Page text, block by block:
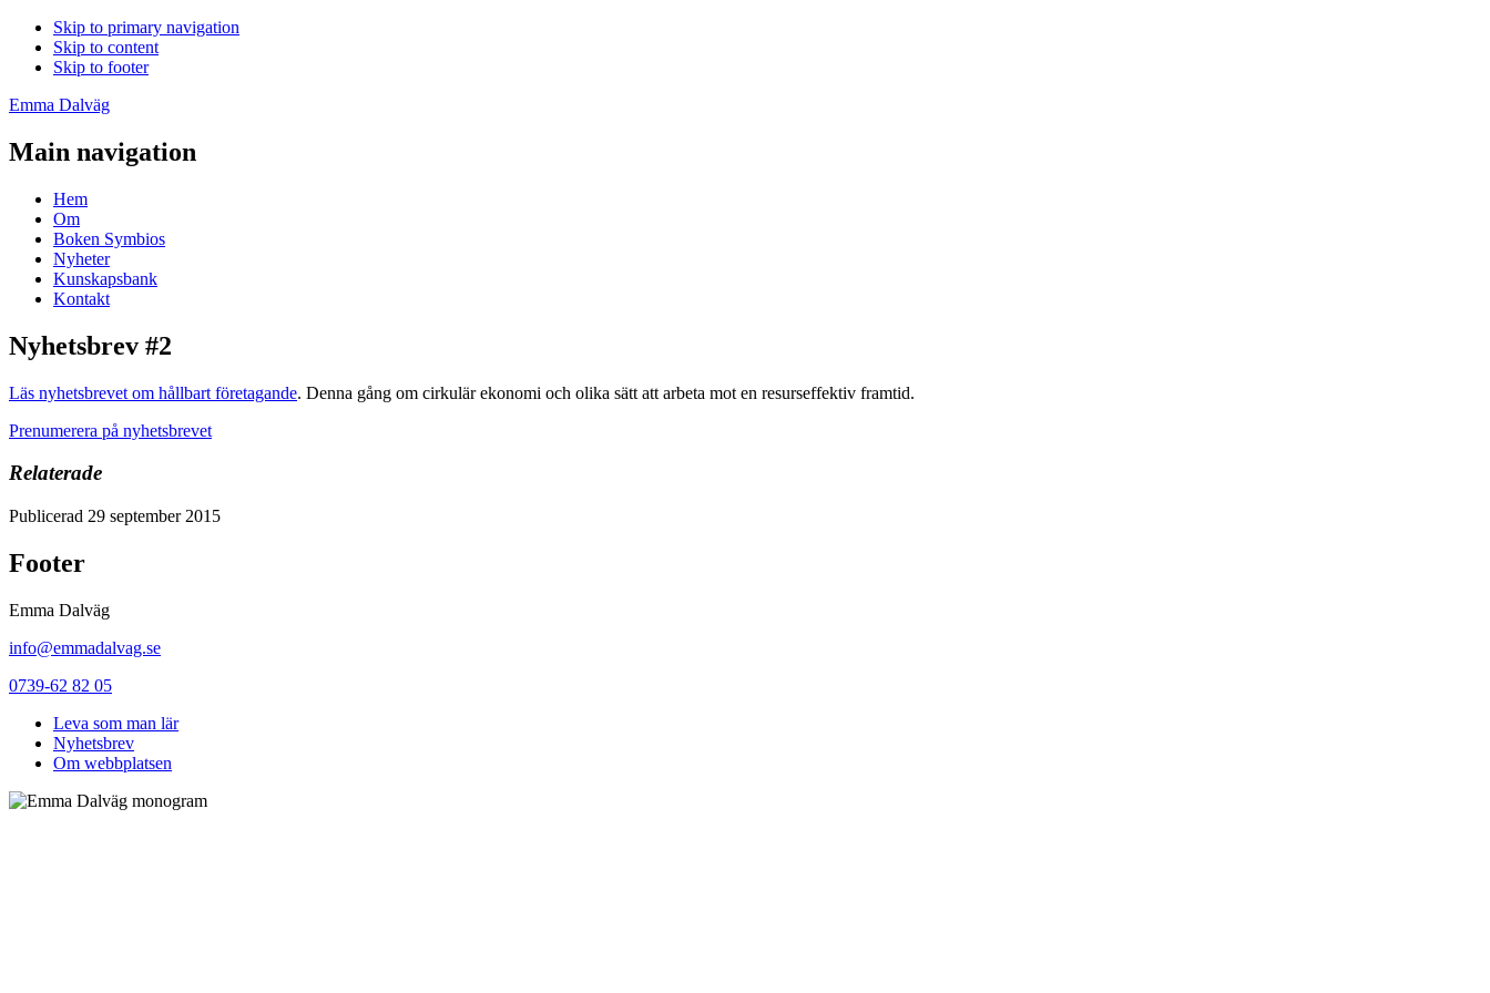
Skip to primary navigation
Skip to content
Skip to footer
Emma Dalväg
Main navigation
Hem
Om
Boken Symbios
Nyheter
Kunskapsbank
Kontakt
Nyhetsbrev #2
Läs nyhetsbrevet om hållbart företagande. Denna gång om cirkulär ekonomi och olika sätt att arbeta mot en resurseffektiv framtid.
Prenumerera på nyhetsbrevet
Relaterade
Publicerad 29 september 2015
Footer
Emma Dalväg
info@emmadalvag.se
0739-62 82 05
Leva som man lär
Nyhetsbrev
Om webbplatsen